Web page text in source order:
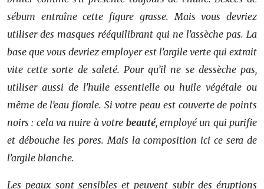
sébum entraîne cette figure grasse. Mais vous devriez
utiliser des masques rééquilibrant qui ne l’assèche pas. La
base que vous devriez employer est l’argile verte qui extrait
vite cette sorte de saleté. Pour qu’il ne se dessèche pas,
utiliser aussi de l’huile essentielle ou huile végétale ou
même de l’eau florale. Si votre peau est couverte de points
noirs : cela va nuire à votre beauté, employé un qui purifie
et débouche les pores. Mais la composition ici ce sera de
l’argile blanche.
Les peaux sont sensibles et peuvent subir des éruptions